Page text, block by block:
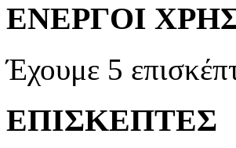
ΕΝΕΡΓΟΙ
Έχουμε 5
ΕΠΙΣΚΕΠΤΕΣ